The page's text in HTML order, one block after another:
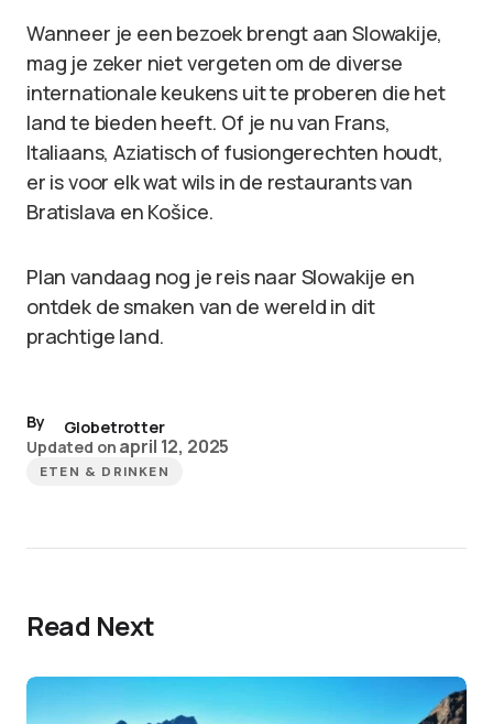
Wanneer je een bezoek brengt aan Slowakije,
mag je zeker niet vergeten om de diverse
internationale keukens uit te proberen die het
land te bieden heeft. Of je nu van Frans,
Italiaans, Aziatisch of fusiongerechten houdt,
er is voor elk wat wils in de restaurants van
Bratislava en Košice.
Plan vandaag nog je reis naar Slowakije en
ontdek de smaken van de wereld in dit
prachtige land.
By
Globetrotter
Updated on april 12, 2025
ETEN & DRINKEN
Read Next